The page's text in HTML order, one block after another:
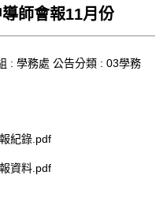
師會報11月份
: 學務處 公告分類 : 03學務
紀錄.pdf
資料.pdf